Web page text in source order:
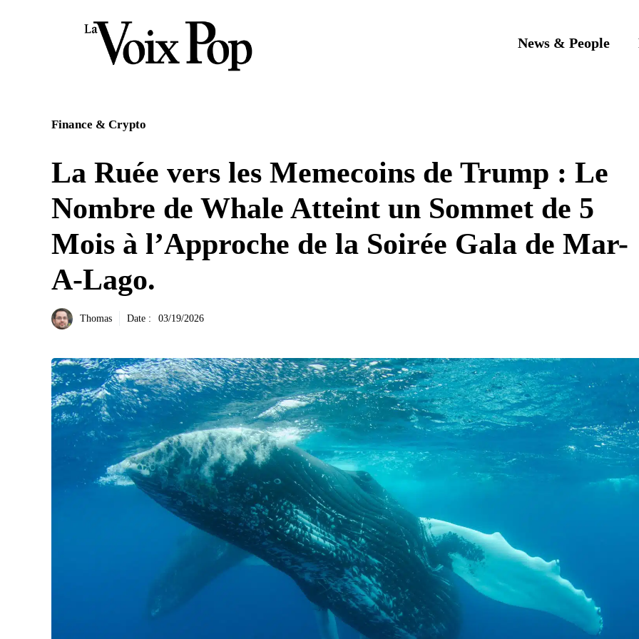
News & People
Finance & Crypto
La Ruée vers les Memecoins de Trump : Le
Nombre de Whale Atteint un Sommet de 5
Mois à l’Approche de la Soirée Gala de Mar-
A-Lago.
Thomas Date : 03/19/2026